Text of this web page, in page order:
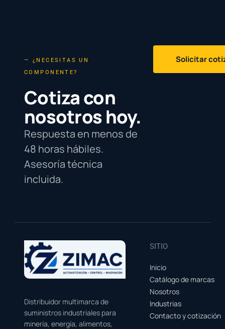
— ¿NECESITAS UN
COMPONENTE?
Cotiza con
nosotros hoy.
Respuesta en menos de
48 horas hábiles.
Asesoría técnica
incluida.
Solicitar
Distribuidor multimarca de
suministros industriales para
minería, energía, alimentos,
SITIO
Inicio
Catálogo de marcas
Nosotros
Industrias
Contacto y cotización